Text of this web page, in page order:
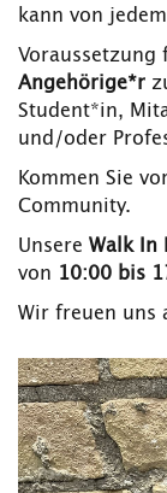
kann von
Angehörige*r
Student*in,
und/oder
Kommen Sie
Community.
Unsere Walk In
von 10:00 bis
Wir freuen uns